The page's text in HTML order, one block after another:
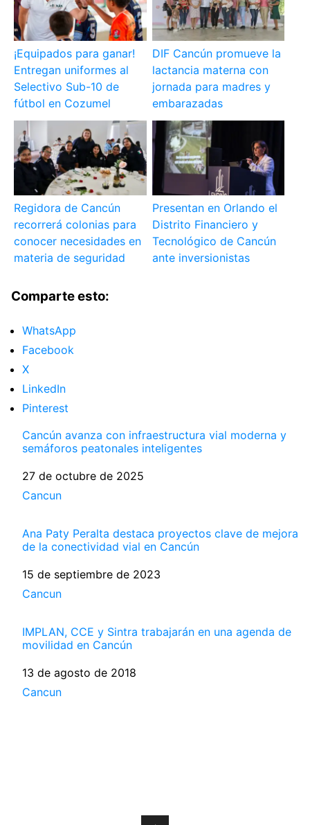
¡Equipados para ganar!
Entregan uniformes al
Selectivo Sub-10 de
fútbol en Cozumel
DIF Cancún promueve la
lactancia materna con
jornada para madres y
embarazadas
Regidora de Cancún
recorrerá colonias para
conocer necesidades en
materia de seguridad
Presentan en Orlando el
Distrito Financiero y
Tecnológico de Cancún
ante inversionistas
Comparte esto:
WhatsApp
Facebook
X
LinkedIn
Pinterest
Cancún avanza con infraestructura vial moderna y
semáforos peatonales inteligentes
Fecha
27 de octubre de 2025
Respecto a
Cancun
Ana Paty Peralta destaca proyectos clave de mejora
de la conectividad vial en Cancún
Fecha
15 de septiembre de 2023
Respecto a
Cancun
IMPLAN, CCE y Sintra trabajarán en una agenda de
movilidad en Cancún
Fecha
13 de agosto de 2018
Respecto a
Cancun